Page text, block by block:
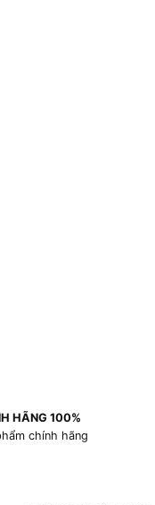
HÃNG 100%
chính hãng